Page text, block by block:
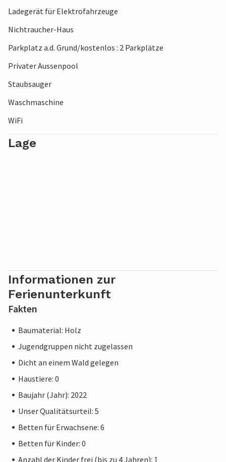
Ladegerät für Elektrofahrzeuge
Nichtraucher-Haus
Parkplatz a.d. Grund/kostenlos : 2 Parkplätze
Privater Aussenpool
Staubsauger
Waschmaschine
WiFi
Lage
Informationen zur
Ferienunterkunft
Fakten
Baumaterial: Holz
Jugendgruppen nicht zugelassen
Dicht an einem Wald gelegen
Haustiere: 0
Baujahr (Jahr): 2022
Unser Qualitätsurteil: 5
Betten für Erwachsene: 6
Betten für Kinder: 0
Anzahl der Kinder frei (bis zu 4 Jahren): 1